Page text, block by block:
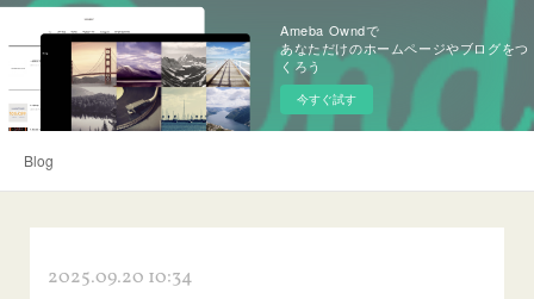
Ameba Owndで
あなただけのホームページやブログをつ
くろう
今すぐ試す
Blog
2025.09.20 10:34